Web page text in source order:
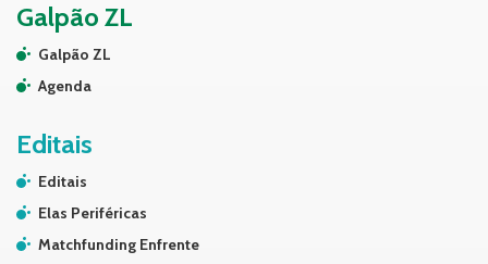
Galpão ZL
Galpão ZL
Agenda
Editais
Editais
Elas Periféricas
Matchfunding Enfrente